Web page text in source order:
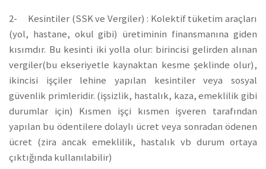
2- Kesintiler (SSK ve Vergiler) : Kolektif tüketim araçları
(yol, hastane, okul gibi) üretiminin finansmanına giden
kısımdır. Bu kesinti iki yolla olur: birincisi gelirden alınan
vergiler(bu ekseriyetle kaynaktan kesme şeklinde olur),
ikincisi işçiler lehine yapılan kesintiler veya sosyal
güvenlik primleridir. (işsizlik, hastalık, kaza, emeklilik gibi
durumlar için) Kısmen işçi kısmen işveren tarafından
yapılan bu ödentilere dolaylı ücret veya sonradan ödenen
ücret (zira ancak emeklilik, hastalık vb durum ortaya
çıktığında kullanılabilir)